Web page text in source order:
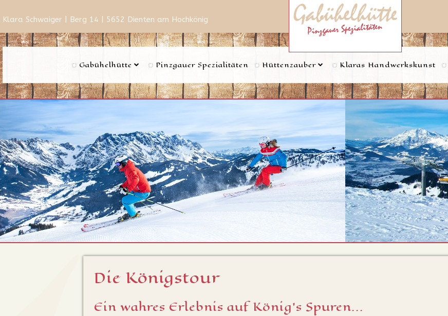
Klara Schwaiger | Berg 14 | 5652 Dienten am Hochkönig
Gabühelhütte Pinzgauer Spezialitäten Hüttenzauber Klaras Handwerkskunst
Die Königstour
Ein wahres Erlebnis auf König's Spuren...